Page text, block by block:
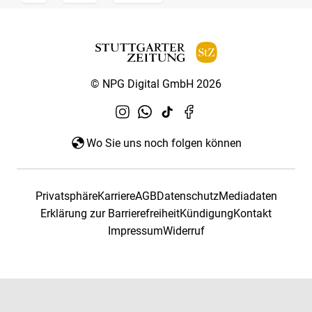
© NPG Digital GmbH 2026
Wo Sie uns noch folgen können
PrivatsphäreKarriereAGBDatenschutzMediadaten
Erklärung zur BarrierefreiheitKündigungKontakt
ImpressumWiderruf